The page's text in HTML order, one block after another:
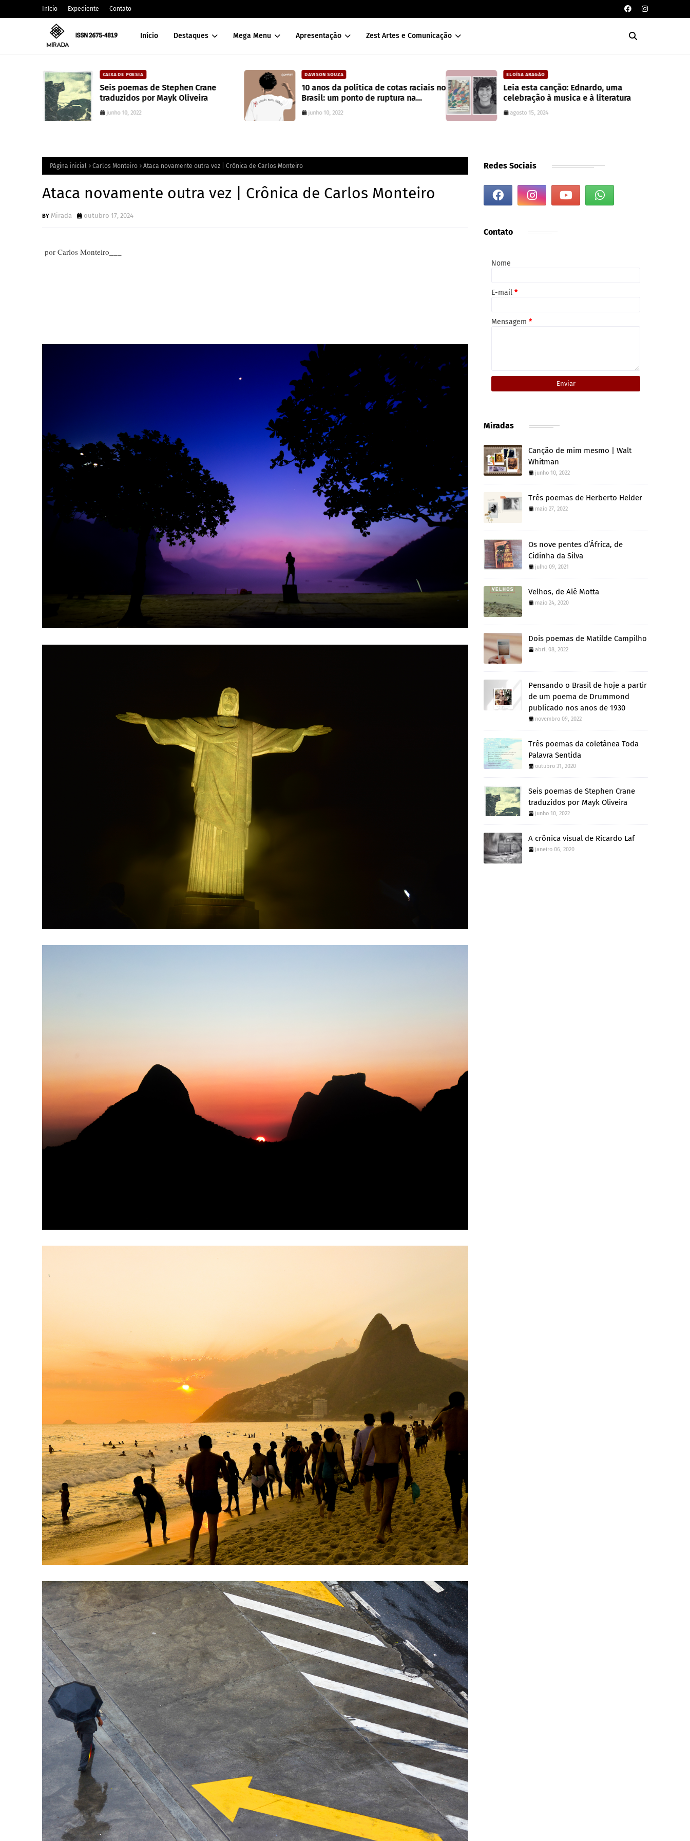
Início Expediente Contato
Início Destaques Mega Menu Apresentação Zest Artes e Comunicação
DAVISON SOUZA
10 anos da política de cotas raciais no
Brasil: um ponto de ruptura na
colonialidade
junho 10, 2022
ELOÍSA ARAGÃO
Leia esta canção: Ednardo, uma
celebração à musica e à literatura
agosto 15, 2024
CARLOS MACHADO
Editora Toma Aí Um Poema lança
coleção para valorizar literatura
paranaense
julho 10, 2025
Página inicial Carlos Monteiro Ataca novamente outra vez | Crônica de Carlos Monteiro
Ataca novamente outra vez | Crônica de Carlos Monteiro
Mirada outubro 17, 2024
por Carlos Monteiro___
Redes Sociais
Contato
Nome
E-mail *
Mensagem *
Miradas
Canção de mim mesmo | Walt
Whitman
junho 10, 2022
Três poemas de Herberto Helder
maio 27, 2022
Os nove pentes d’África, de
Cidinha da Silva
julho 09, 2021
Velhos, de Alê Motta
maio 24, 2020
Dois poemas de Matilde Campilho
abril 08, 2022
Pensando o Brasil de hoje a partir
de um poema de Drummond
publicado nos anos de 1930
novembro 09, 2022
Três poemas da coletânea Toda
Palavra Sentida
outubro 31, 2020
Seis poemas de Stephen Crane
traduzidos por Mayk Oliveira
junho 10, 2022
A crônica visual de Ricardo Laf
janeiro 06, 2020